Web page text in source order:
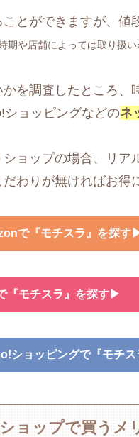
ことができますが、値
期や店舗によっては取り扱い
かを調査したところ
ショッピングなどのネ
ショップの場合、リア
だわりが無ければお得
で『モチスラ』を探す
『モチスラ』を探す▶
ショッピングで『モチ
ョップで買うメ